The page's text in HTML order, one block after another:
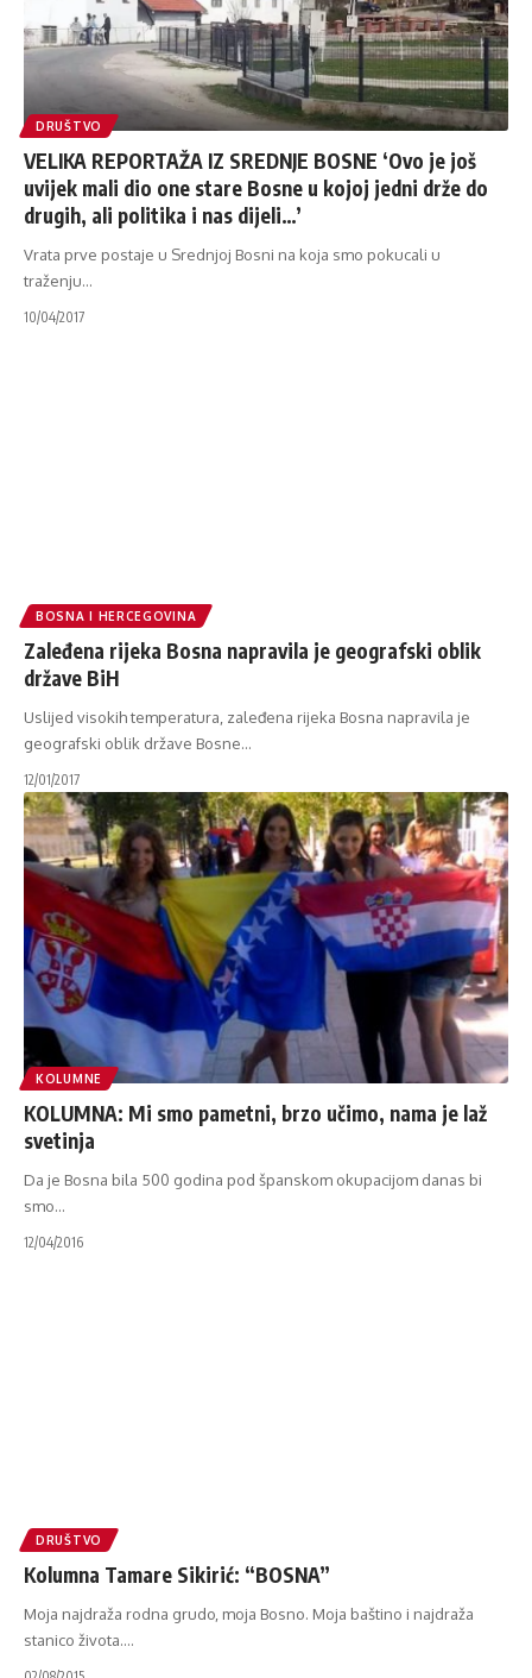
DRUŠTVO
VELIKA REPORTAŽA IZ SREDNJE BOSNE ‘Ovo je još
uvijek mali dio one stare Bosne u kojoj jedni drže do
drugih, ali politika i nas dijeli…’
Vrata prve postaje u Srednjoj Bosni na koja smo pokucali u
traženju…
10/04/2017
BOSNA I HERCEGOVINA
Zaleđena rijeka Bosna napravila je geografski oblik
države BiH
Uslijed visokih temperatura, zaleđena rijeka Bosna napravila je
geografski oblik države Bosne…
12/01/2017
KOLUMNE
KOLUMNA: Mi smo pametni, brzo učimo, nama je laž
svetinja
Da je Bosna bila 500 godina pod španskom okupacijom danas bi
smo…
12/04/2016
DRUŠTVO
Kolumna Tamare Sikirić: “BOSNA”
Moja najdraža rodna grudo, moja Bosno. Moja baštino i najdraža
stanico života.…